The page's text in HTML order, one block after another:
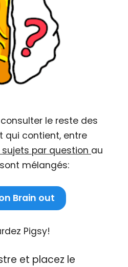
le reste des
qui contient, entre
par question au
mélangés:
Brain out
Pigsy!
et placez le